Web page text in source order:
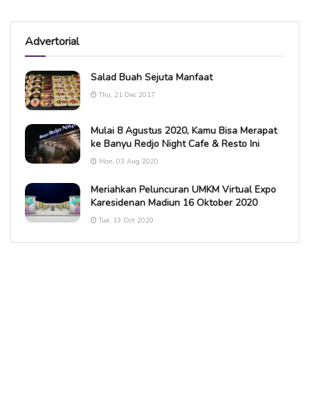
Advertorial
Salad Buah Sejuta Manfaat
Thu, 21 Dec 2017
Mulai 8 Agustus 2020, Kamu Bisa Merapat
ke Banyu Redjo Night Cafe & Resto Ini
Mon, 03 Aug 2020
Meriahkan Peluncuran UMKM Virtual Expo
Karesidenan Madiun 16 Oktober 2020
Tue, 13 Oct 2020